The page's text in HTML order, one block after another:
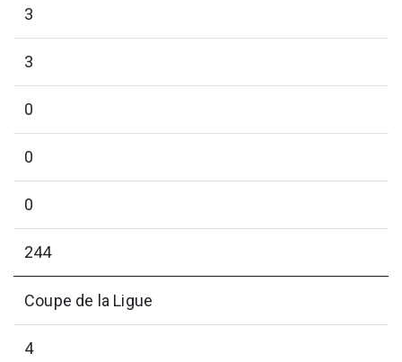
3
3
0
0
0
244
Coupe de la Ligue
4